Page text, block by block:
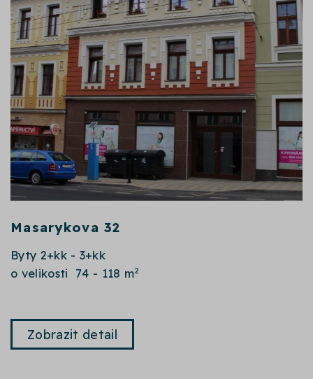
Masarykova 32
Byty 2+kk - 3+kk
o velikosti 74 - 118 m2
Zobrazit detail